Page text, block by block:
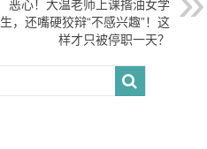
恶心！大温老师上课揩油女学
生，还嘴硬狡辩“不感兴趣”！这
样才只被停职一天？